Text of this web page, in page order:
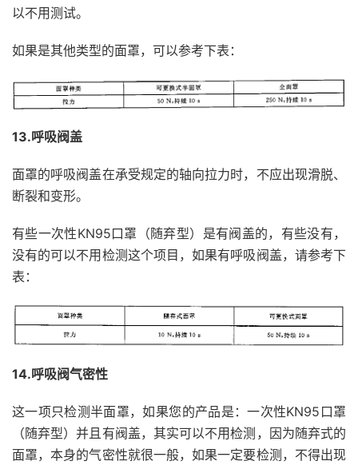
以不用测试。
如果是其他类型的面罩，可以参考下表：
13.呼吸阀盖
面罩的呼吸阀盖在承受规定的轴向拉力时，不应出现滑脱、
断裂和变形。
有些一次性KN95口罩（随弃型）是有阀盖的，有些没有，
没有的可以不用检测这个项目，如果有呼吸阀盖，请参考下
表：
14.呼吸阀气密性
这一项只检测半面罩，如果您的产品是：一次性KN95口罩
（随弃型）并且有阀盖，其实可以不用检测，因为随弃式的
面罩，本身的气密性就很一般，如果一定要检测，不得出现